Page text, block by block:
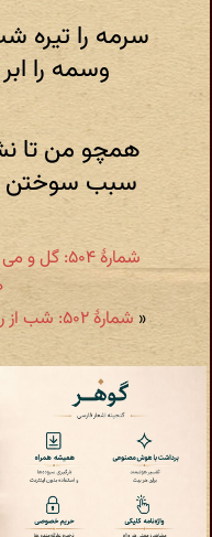
سرمه را
وسمه را
همچو من تا
سبب سوختن
شمارهٔ
«شمارهٔ ۵۰۲: شب از رنج خمار آزرده بودم